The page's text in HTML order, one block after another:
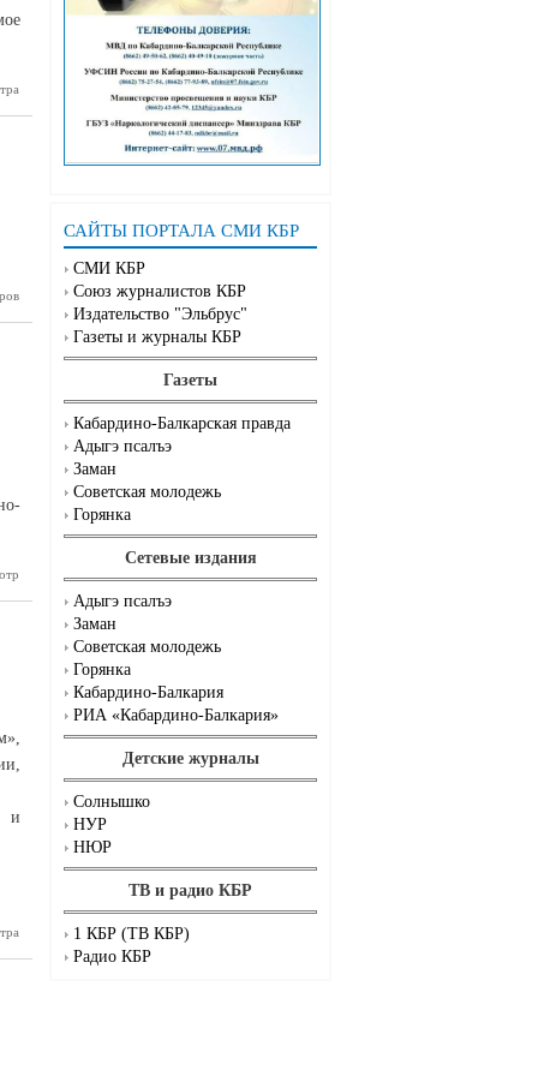
САЙТЫ ПОРТАЛА СМИ КБР
СМИ КБР
Союз журналистов КБР
Издательство "Эльбрус"
Газеты и журналы КБР
Газеты
Кабардино-Балкарская правда
Адыгэ псалъэ
Заман
Советская молодежь
Горянка
Сетевые издания
Адыгэ псалъэ
Заман
Советская молодежь
Горянка
Кабардино-Балкария
РИА «Кабардино-Балкария»
Детские журналы
Солнышко
НУР
НЮР
ТВ и радио КБР
1 КБР (ТВ КБР)
Радио КБР
и
над